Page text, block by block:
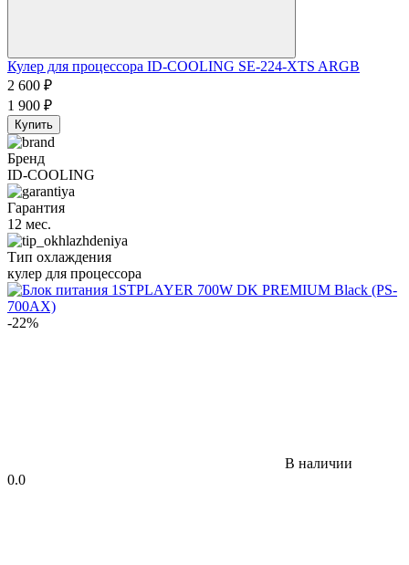
Кулер для процессора ID-COOLING SE-224-XTS ARGB
2 600 ₽
1 900 ₽
Купить
Бренд
ID-COOLING
Гарантия
12 мес.
Тип охлаждения
кулер для процессора
-22%
В наличии
0.0